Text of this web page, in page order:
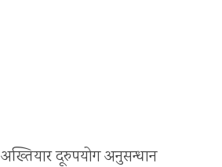
अख्तियार दूरुपयोग अनुसन्धान